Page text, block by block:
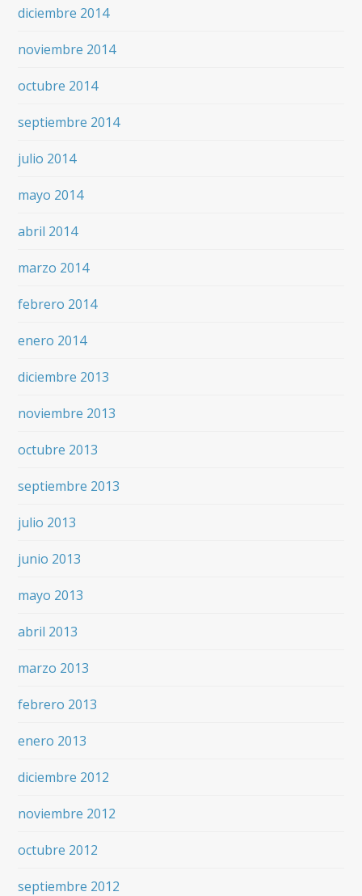
diciembre 2014
noviembre 2014
octubre 2014
septiembre 2014
julio 2014
mayo 2014
abril 2014
marzo 2014
febrero 2014
enero 2014
diciembre 2013
noviembre 2013
octubre 2013
septiembre 2013
julio 2013
junio 2013
mayo 2013
abril 2013
marzo 2013
febrero 2013
enero 2013
diciembre 2012
noviembre 2012
octubre 2012
septiembre 2012